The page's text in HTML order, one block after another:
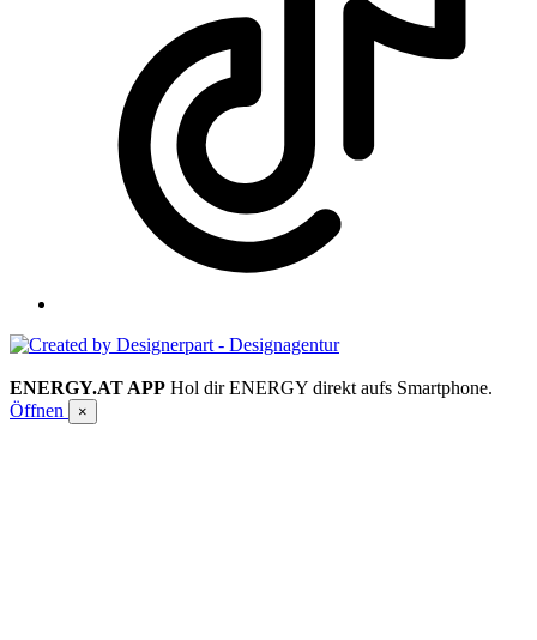
ENERGY.AT APP Hol dir ENERGY direkt aufs Smartphone.
Öffnen
×